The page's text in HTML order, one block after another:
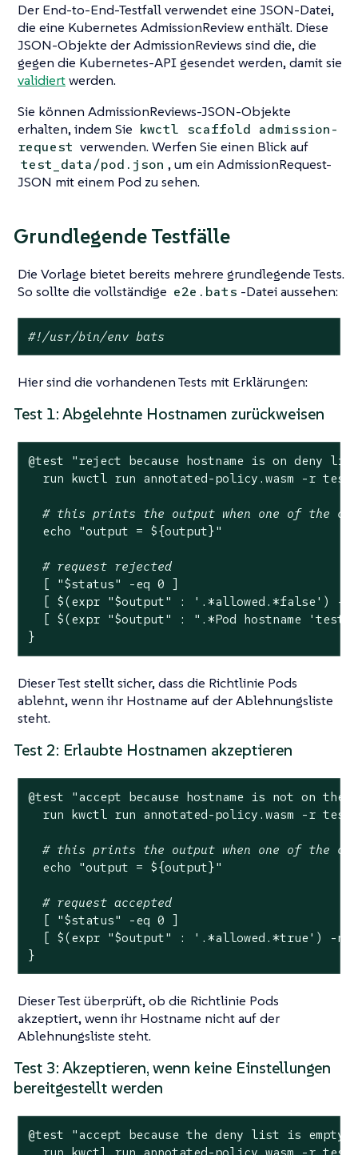
Der End-to-End-Testfall verwendet eine JSON-Datei,
die eine Kubernetes AdmissionReview enthält. Diese
JSON-Objekte der AdmissionReviews sind die, die
gegen die Kubernetes-API gesendet werden, damit sie
validiertwerden.
Sie können AdmissionReviews-JSON-Objekte
erhalten, indem Sie kwctl scaffold admission-
request verwenden. Werfen Sie einen Blick auf
test_data/pod.json , um ein AdmissionRequest-
JSON mit einem Pod zu sehen.
Grundlegende Testfälle
Die Vorlage bietet bereits mehrere grundlegende Tests.
So sollte die vollständige e2e.bats -Datei aussehen:
#!/usr/bin/env bats
Hier sind die vorhandenen Tests mit Erklärungen:
Test 1: Abgelehnte Hostnamen zurückweisen
@test
"reject because hostname is on deny
run kwctl run annotated-policy.wasm -r
# this prints the output when one of the
echo
"output = ${output}"
# request rejected
  [
"$status" -eq 0 ]
  [ $(expr
"$output" : '.*allowed.*false' ) -
  [ $(expr
"$output" :
".*Pod hostname
}
Dieser Test stellt sicher, dass die Richtlinie Pods
ablehnt, wenn ihr Hostname auf der Ablehnungsliste
steht.
Test 2: Erlaubte Hostnamen akzeptieren
@test
"accept because hostname is not on
run kwctl run annotated-policy.wasm -r
# this prints the output when one of the
echo
"output = ${output}"
# request accepted
  [
"$status" -eq 0 ]
  [ $(expr
"$output" : '.*allowed.*true' ) -ne
}
Dieser Test überprüft, ob die Richtlinie Pods
akzeptiert, wenn ihr Hostname nicht auf der
Ablehnungsliste steht.
Test 3: Akzeptieren, wenn keine Einstellungen
bereitgestellt werden
@test "accept because the deny list is empty"